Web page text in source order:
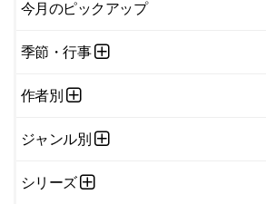
今月のピックアップ
季節・行事
作者別
ジャンル別
シリーズ